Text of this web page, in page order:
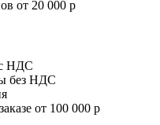
от 20 000 р
НДС
без НДС
от 100 000 р